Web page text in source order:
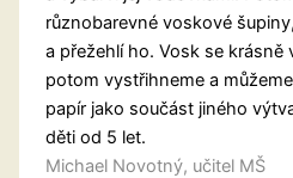
různobarevné voskové
a přežehlí ho. Vosk se
potom vystřihneme a
papír jako součást jiného
děti od 5 let.
Michael Novotný, učitel MŠ